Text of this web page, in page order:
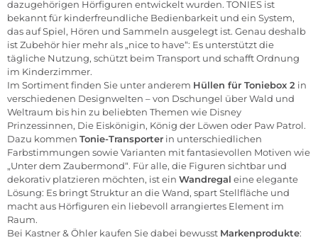
dazugehörigen Hörfiguren entwickelt wurden. TONIES ist
bekannt für kinderfreundliche Bedienbarkeit und ein System,
das auf Spiel, Hören und Sammeln ausgelegt ist. Genau deshalb
ist Zubehör hier mehr als „nice to have“: Es unterstützt die
tägliche Nutzung, schützt beim Transport und schafft Ordnung
im Kinderzimmer.
Im Sortiment finden Sie unter anderem Hüllen für Toniebox 2 in
verschiedenen Designwelten – von Dschungel über Wald und
Weltraum bis hin zu beliebten Themen wie Disney
Prinzessinnen, Die Eiskönigin, König der Löwen oder Paw Patrol.
Dazu kommen Tonie-Transporter in unterschiedlichen
Farbstimmungen sowie Varianten mit fantasievollen Motiven wie
„Unter dem Zaubermond“. Für alle, die Figuren sichtbar und
dekorativ platzieren möchten, ist ein Wandregal eine elegante
Lösung: Es bringt Struktur an die Wand, spart Stellfläche und
macht aus Hörfiguren ein liebevoll arrangiertes Element im
Raum.
Bei Kastner & Öhler kaufen Sie dabei bewusst Markenprodukte: